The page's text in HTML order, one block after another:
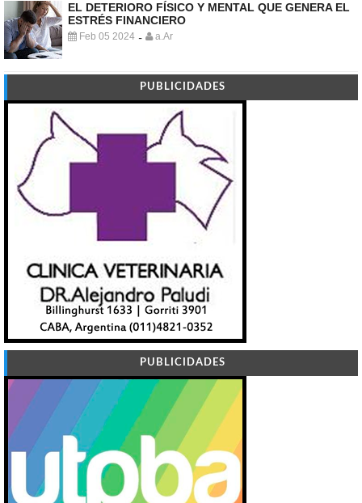
EL DETERIORO FÍSICO Y MENTAL QUE GENERA EL
ESTRÉS FINANCIERO
Feb 05 2024 - a.Ar
PUBLICIDADES
PUBLICIDADES